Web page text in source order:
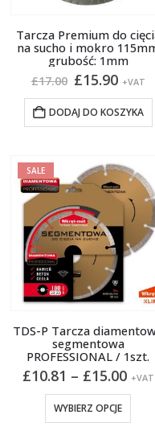
Tarcza Premium do
na sucho i mokro
grubość: 1mm
£17.00 Pierwotna
cena
wynosiła:
£17.00.
£15.90
cena
£15.90.
+VAT
DODAJ DO KOSZYKA
SALE
TDS-P Tarcza
segmentowa
PROFESSIONAL / 1szt.
£10.81 – £15.00
cen:
+VAT
WYBIERZ OPCJE